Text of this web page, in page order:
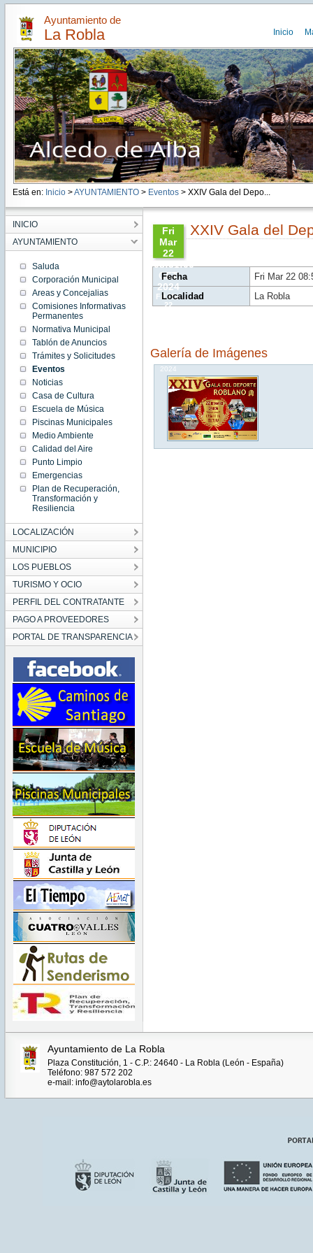
Ayuntamiento de
La Robla Inicio
Está en: Inicio >AYUNTAMIENTO> Eventos> XXIV Gala del Depo...
INICIO
AYUNTAMIENTO
Saluda
Corporación Municipal
Areas y Concejalias
Comisiones Informativas
Permanentes
Normativa Municipal
Tablón de Anuncios
Trámites y Solicitudes
Eventos
Noticias
Casa de Cultura
Escuela de Música
Piscinas Municipales
Medio Ambiente
Calidad del Aire
Punto Limpio
Emergencias
Plan de Recuperación,
Transformación y
Resiliencia
LOCALIZACIÓN
MUNICIPIO
LOS PUEBLOS
TURISMO Y OCIO
PERFIL DEL CONTRATANTE
PAGO A PROVEEDORES
PORTAL DE TRANSPARENCIA
Fri
Mar
22
08:51:00
CET
2024
Fri Mar
22
08:51:00
2024
XXIV Gala del
Fecha
Fri Mar 22
Localidad
La Robla
Galería de Imágenes
Ayuntamiento de La Robla
Plaza Constitución, 1 - C.P.: 24640 - La Robla (León - España)
Teléfono: 987 572 202
e-mail: info@aytolarobla.es